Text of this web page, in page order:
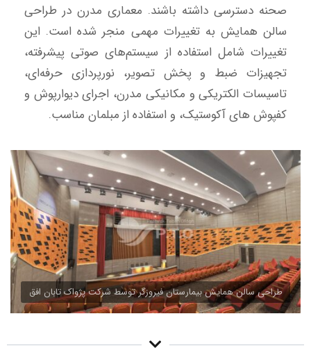
صحنه دسترسی داشته باشند. معماری مدرن در طراحی
سالن همایش به تغییرات مهمی منجر شده است. این
تغییرات شامل استفاده از سیستم‌های صوتی پیشرفته،
تجهیزات ضبط و پخش تصویر، نورپردازی حرفه‌ای،
تاسیسات الکتریکی و مکانیکی مدرن، اجرای دیوارپوش و
کفپوش های آکوستیک، و استفاده از مبلمان مناسب.
طراحی سالن همایش بیمارستان فیروزگر توسط شرکت پژواک تابان افق